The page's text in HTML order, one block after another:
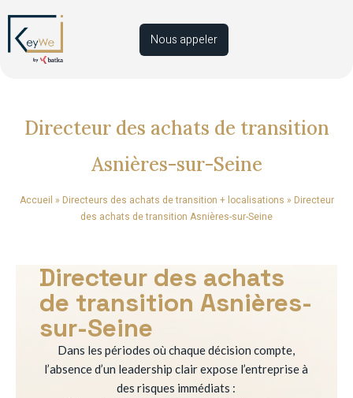
Nous appeler
Directeur des achats de transition
Asnières-sur-Seine
Accueil » Directeurs des achats de transition + localisations » Directeur
des achats de transition Asnières-sur-Seine
Directeur des achats
de transition Asnières-
sur-Seine
Dans les périodes où chaque décision compte,
l’absence d’un leadership clair expose l’entreprise à
des risques immédiats :